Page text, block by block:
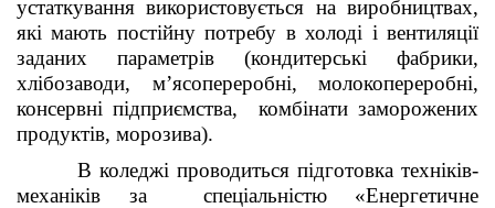
устаткування використовується на виробництвах,
які мають постійну потребу в холоді і вентиляції
заданих параметрів (кондитерські фабрики,
хлібозаводи, м’ясопереробні, молокопереробні,
консервні підприємства, комбінати заморожених
продуктів, морозива).
В коледжі проводиться підготовка техніків-
механіків за спеціальністю «Енергетичне